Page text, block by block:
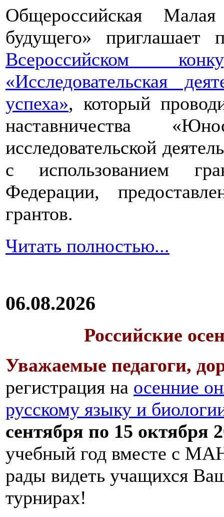
Общероссийская
будущего» приглашает
Всероссийском
«Исследовательская
успеха», который
наставничества
исследовательской
с использованием
Федерации,
грантов.
Читать полностью...
06.08.2026
Российские
Уважаемые педагоги,
регистрация на осенние
русскому языку и
сентября по 15 октября
учебный год вместе с
рады видеть учащихся
турнирах!